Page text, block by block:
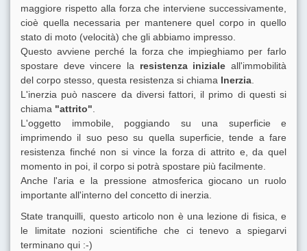
maggiore rispetto alla forza che interviene successivamente,
cioè quella necessaria per mantenere quel corpo in quello
stato di moto (velocità) che gli abbiamo impresso.
Questo avviene perché la forza che impieghiamo per farlo
spostare deve vincere la resistenza iniziale all'immobilità
del corpo stesso, questa resistenza si chiama Inerzia
L'inerzia può nascere da diversi fattori, il primo di questi si
chiama "attrito"
L'oggetto immobile, poggiando su una superficie e
imprimendo il suo peso su quella superficie, tende a fare
resistenza finché non si vince la forza di attrito e, da quel
momento in poi, il corpo si potrà spostare più facilmente.
Anche l'aria e la pressione atmosferica giocano un ruolo
importante all'interno del concetto di inerzia.
State tranquilli, questo articolo non è una lezione di fisica, e
le limitate nozioni scientifiche che ci tenevo a spiegarvi
terminano qui :-)